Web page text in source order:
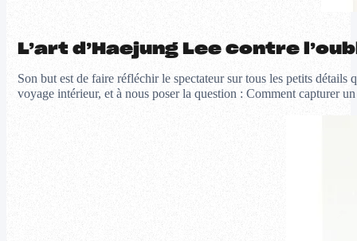
L’art d’Haejung Lee contre
Son but est de faire réfléchir le spectateur sur tous les petits
voyage intérieur, et à nous poser la question : Comment capturer